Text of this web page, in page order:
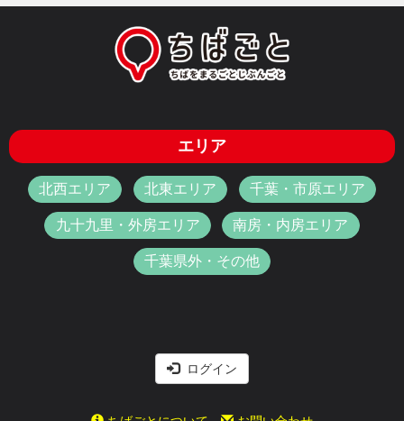
エリア
北西エリア 北東エリア 千葉・市原エリア
九十九里・外房エリア 南房・内房エリア
千葉県外・その他
ログイン